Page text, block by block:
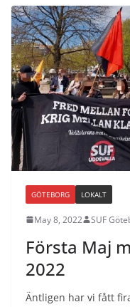
GÖTEBORG LOKALT
May 8, 2022 SUF
Första Maj
2022
Äntligen har vi fått